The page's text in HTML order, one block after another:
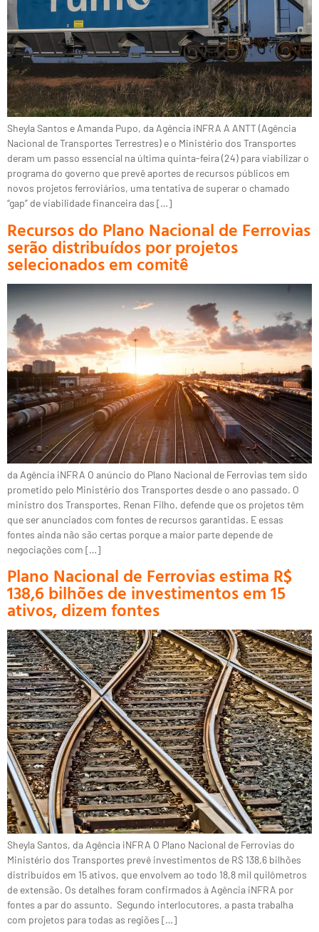
Sheyla Santos e Amanda Pupo, da Agência iNFRA A ANTT (Agência
Nacional de Transportes Terrestres) e o Ministério dos Transportes
deram um passo essencial na última quinta-feira (24) para viabilizar o
programa do governo que prevê aportes de recursos públicos em
novos projetos ferroviários, uma tentativa de superar o chamado
“gap” de viabilidade financeira das […]
Recursos do Plano Nacional de Ferrovias
serão distribuídos por projetos
selecionados em comitê
da Agência iNFRA O anúncio do Plano Nacional de Ferrovias tem sido
prometido pelo Ministério dos Transportes desde o ano passado. O
ministro dos Transportes, Renan Filho, defende que os projetos têm
que ser anunciados com fontes de recursos garantidas. E essas
fontes ainda não são certas porque a maior parte depende de
negociações com […]
Plano Nacional de Ferrovias estima R$
138,6 bilhões de investimentos em 15
ativos, dizem fontes
Sheyla Santos, da Agência iNFRA O Plano Nacional de Ferrovias do
Ministério dos Transportes prevê investimentos de R$ 138,6 bilhões
distribuídos em 15 ativos, que envolvem ao todo 18,8 mil quilômetros
de extensão. Os detalhes foram confirmados à Agência iNFRA por
fontes a par do assunto. Segundo interlocutores, a pasta trabalha
com projetos para todas as regiões […]